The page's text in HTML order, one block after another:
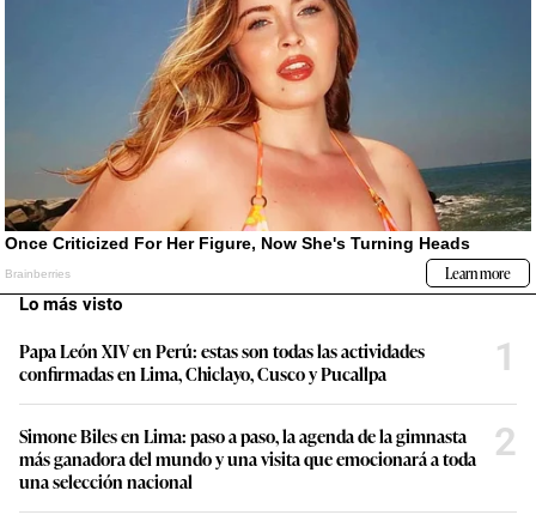
Lo más visto
Papa León XIV en Perú: estas son todas las actividades
confirmadas en Lima, Chiclayo, Cusco y Pucallpa
1
Simone Biles en Lima: paso a paso, la agenda de la gimnasta
más ganadora del mundo y una visita que emocionará a toda
una selección nacional
2